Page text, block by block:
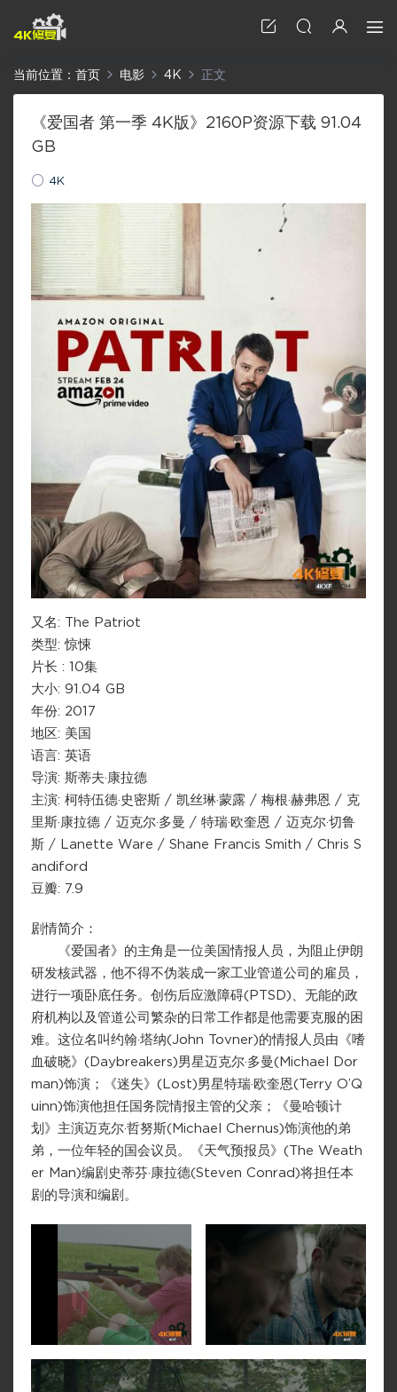
当前位置： 首页 电影 4K 正文
《爱国者 第一季 4K版》2160P资源下载 91.04
GB
4K
又名: The Patriot
类型: 惊悚
片长 : 10集
大小: 91.04 GB
年份: 2017
地区: 美国
语言: 英语
导演: 斯蒂夫·康拉德
主演: 柯特伍德·史密斯 / 凯丝琳·蒙露 / 梅根·赫弗恩 / 克
里斯·康拉德 / 迈克尔·多曼 / 特瑞·欧奎恩 / 迈克尔·切鲁
斯 / Lanette Ware / Shane Francis Smith / Chris S
andiford
豆瓣: 7.9
剧情简介：
《爱国者》的主角是一位美国情报人员，为阻止伊朗
研发核武器，他不得不伪装成一家工业管道公司的雇员，
进行一项卧底任务。创伤后应激障碍(PTSD)、无能的政
府机构以及管道公司繁杂的日常工作都是他需要克服的困
难。这位名叫约翰·塔纳(John Tovner)的情报人员由《嗜
血破晓》(Daybreakers)男星迈克尔·多曼(Michael Dor
man)饰演；《迷失》(Lost)男星特瑞·欧奎恩(Terry O’Q
uinn)饰演他担任国务院情报主管的父亲；《曼哈顿计
划》主演迈克尔·哲努斯(Michael Chernus)饰演他的弟
弟，一位年轻的国会议员。《天气预报员》(The Weath
er Man)编剧史蒂芬·康拉德(Steven Conrad)将担任本
剧的导演和编剧。